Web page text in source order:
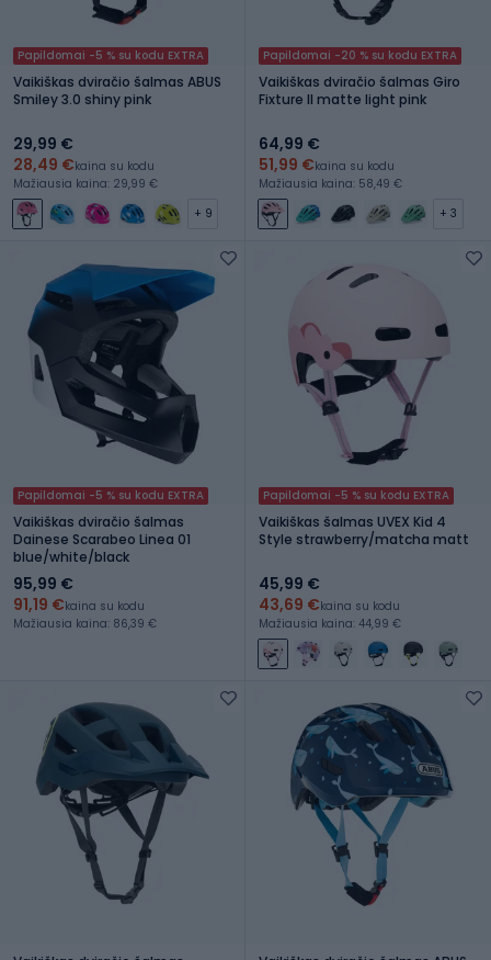
Papildomai -5 % su kodu EXTRA
Vaikiškas dviračio šalmas ABUS
Smiley 3.0 shiny pink
29,99 €
28,49 €kaina su kodu
Mažiausia kaina: 29,99 €
+ 9
Papildomai -20 % su kodu EXTRA
Vaikiškas dviračio šalmas Giro
Fixture II matte light pink
64,99 €
51,99 €kaina su kodu
Mažiausia kaina: 58,49 €
+ 3
Papildomai -5 % su kodu EXTRA
Vaikiškas dviračio šalmas
Dainese Scarabeo Linea 01
blue/white/black
95,99 €
91,19 €kaina su kodu
Mažiausia kaina: 86,39 €
Papildomai -5 % su kodu EXTRA
Vaikiškas šalmas UVEX Kid 4
Style strawberry/matcha matt
45,99 €
43,69 €kaina su kodu
Mažiausia kaina: 44,99 €